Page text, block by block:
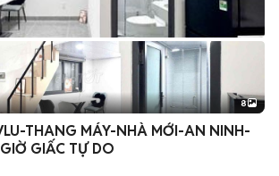
+2
8
THANG MÁY-NHÀ MỚI-AN NINH-
GIẤC TỰ DO